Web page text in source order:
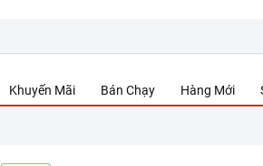
Khuyến Mãi Bán Chạy Hàng Mới